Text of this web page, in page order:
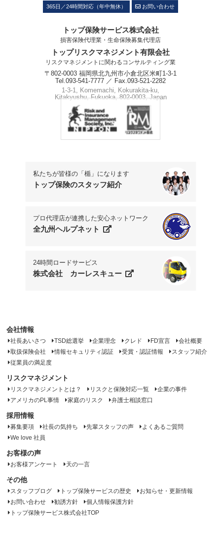
365日／24時間対応（年中無休） お問い合わせ
トップ保険サービス株式会社
損害保険代理業・生命保険募集代理店
トップリスクマネジメント有限会社
リスクマネジメントに関わるコンサルティング業
〒802-0003 福岡県北九州市小倉北区米町1-3-1
Tel.093-541-7777 ／ Fax.093-521-2282
1-3-1, Komemachi, Kokurakita-ku,
Kitakyushu, Fukuoka, 802-0003, Japan
Phone.+81-93-541-7777
私たちが皆様の「楯」になります
トップ保険のスタッフ紹介
プロ代理店が連携した安心ネットワーク
全九州ヘルプネット
24時間ロードサービス
株式会社 カーレスキュー
会社情報
社長あいさつ TSD総選挙 企業理念 クレド FD宣言
会社概要
取扱保険会社
情報セキュリティ認証 受賞・認証情報
スタッフ紹介
従業員の満足度
リスクマネジメント
リスクマネジメントとは？ リスクと保険対応一覧
企業の事件
アメリカのPL事情
家庭のリスク 弁護士相談窓口
採用情報
募集要項 社長の気持ち 先輩スタッフの声
よくあるご質問
We love 社員
お客様の声
お客様アンケート 天の一言
その他
スタッフブログ トップ保険サービスの歴史
お知らせ・更新情報
お問い合わせ
勧誘方針
個人情報保護方針
トップ保険サービス株式会社TOP